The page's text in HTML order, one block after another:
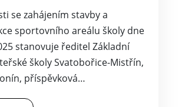
se zahájením stavby a
sportovního areálu školy dne
stanovuje ředitel Základní
školy Svatobořice-Mistřín,
příspěvková…